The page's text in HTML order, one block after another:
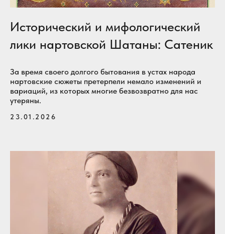
Исторический и мифологический
лики нартовской Шатаны: Сатеник
За время своего долгого бытования в устах народа
нартовские сюжеты претерпели немало изменений и
вариаций, из которых многие безвозвратно для нас
утеряны.
23.01.2026